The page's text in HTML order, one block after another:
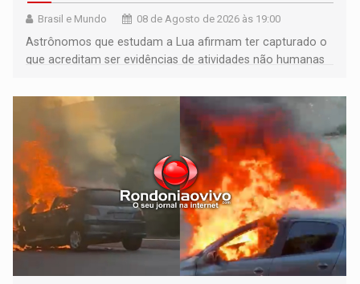
Brasil e Mundo 08 de Agosto de 2026 às 19:00
Astrônomos que estudam a Lua afirmam ter capturado o
que acreditam ser evidências de atividades não humanas
órbita